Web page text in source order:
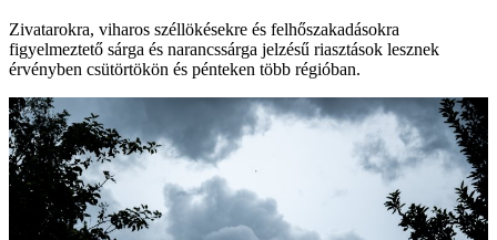
Zivatarokra, viharos széllökésekre és felhőszakadásokra
figyelmeztető sárga és narancssárga jelzésű riasztások lesznek
érvényben csütörtökön és pénteken több régióban.